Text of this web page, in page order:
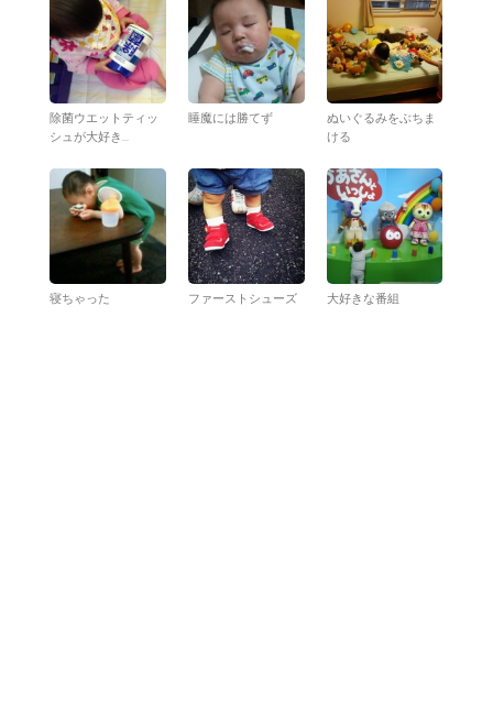
除菌ウエットティッ
シュが大好き...
睡魔には勝てず
ぬいぐるみをぶちま
ける
寝ちゃった ファーストシューズ 大好きな番組